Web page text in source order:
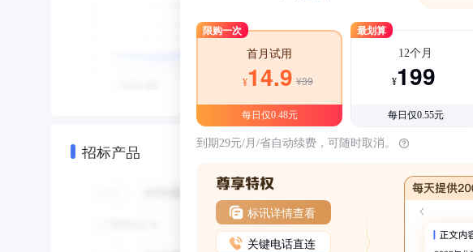
招标产品
限购一次
首月试用
¥14.9 ¥39
每日仅0.48元
最划算
12个月
¥199
每日仅0.55元
到期29元/月/省自动续费，可随时取消。
标讯详情查看
关键电话直连